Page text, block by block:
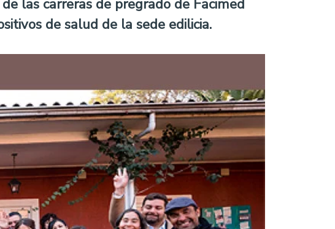
las carreras de pregrado de Facimed
de salud de la sede edilicia.